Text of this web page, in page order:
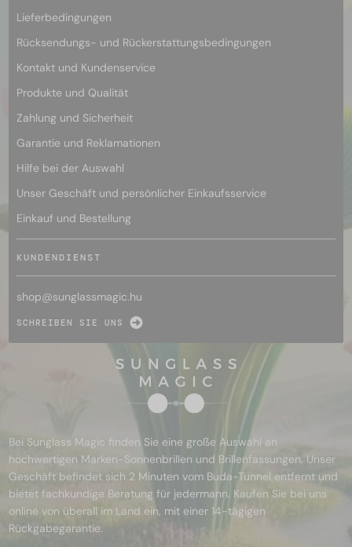
Lieferbedingungen
Rücksendungs- und Rückerstattungsbedingungen
Kontakt und Kundenservice
Produkte und Qualität
Zahlung und Sicherheit
Garantie und Reklamationen
Hilfe bei der Auswahl
Unser Geschäft und persönlicher Einkaufsservice
Einkauf und Bestellung
KUNDENDIENST
shop@sunglassmagic.hu
SCHREIBEN SIE UNS
Bei Sunglass Magic finden Sie eine große Auswahl an
hochwertigen Marken-Sonnenbrillen und Brillenfassungen. Unser
Geschäft befindet sich 2 Minuten vom Buda-Tunnel entfernt und
bietet fachkundige Beratung für jedermann. Kaufen Sie bei uns
online von überall im Land ein, mit einer 14-tägigen
Rückgabegarantie.